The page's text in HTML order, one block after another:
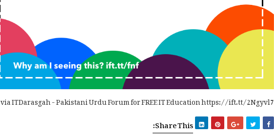
via ITDarasgah - Pakistani Urdu Forum for FREE IT Education https://ift.tt/2Ngyvl7
Share This: